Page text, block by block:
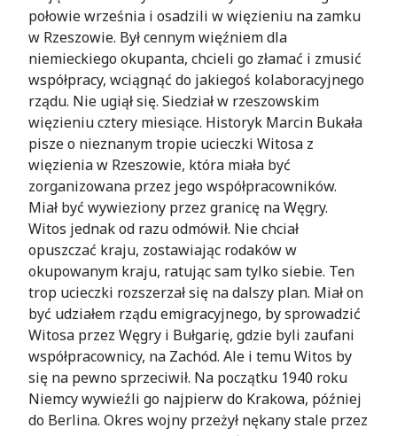
połowie września i osadzili w więzieniu na zamku
w Rzeszowie. Był cennym więźniem dla
niemieckiego okupanta, chcieli go złamać i zmusić
współpracy, wciągnąć do jakiegoś kolaboracyjnego
rządu. Nie ugiął się. Siedział w rzeszowskim
więzieniu cztery miesiące. Historyk Marcin Bukała
pisze o nieznanym tropie ucieczki Witosa z
więzienia w Rzeszowie, która miała być
zorganizowana przez jego współpracowników.
Miał być wywieziony przez granicę na Węgry.
Witos jednak od razu odmówił. Nie chciał
opuszczać kraju, zostawiając rodaków w
okupowanym kraju, ratując sam tylko siebie. Ten
trop ucieczki rozszerzał się na dalszy plan. Miał on
być udziałem rządu emigracyjnego, by sprowadzić
Witosa przez Węgry i Bułgarię, gdzie byli zaufani
współpracownicy, na Zachód. Ale i temu Witos by
się na pewno sprzeciwił. Na początku 1940 roku
Niemcy wywieźli go najpierw do Krakowa, później
do Berlina. Okres wojny przeżył nękany stale przez